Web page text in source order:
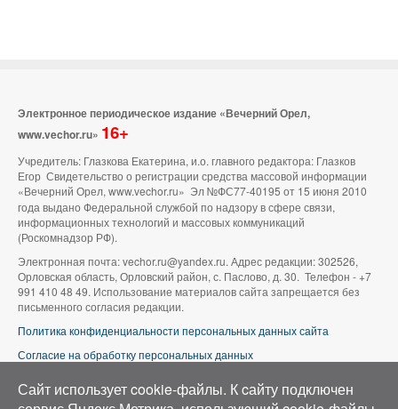
Электронное периодическое издание «Вечерний Орел,
www.vechor.ru» 16+
Учредитель: Глазкова Екатерина, и.о. главного редактора: Глазков
Егор Свидетельство о регистрации средства массовой информации
«Вечерний Орел, www.vechor.ru» Эл №ФС77-40195 от 15 июня 2010
года выдано Федеральной службой по надзору в сфере связи,
информационных технологий и массовых коммуникаций
(Роскомнадзор РФ).
Электронная почта: vechor.ru@yandex.ru. Адрес редакции: 302526,
Орловская область, Орловский район, с. Паслово, д. 30. Телефон - +7
991 410 48 49. Использование материалов сайта запрещается без
письменного согласия редакции.
Политика конфиденциальности персональных данных сайта
Согласие на обработку персональных данных
Аэросъемка в Орле»
Сайт использует cookie-файлы. К cайту подключен